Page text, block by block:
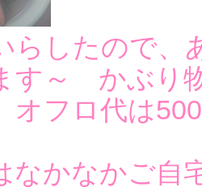
らしたので、
す～ かぶり
オフロ代は
なかなかご自